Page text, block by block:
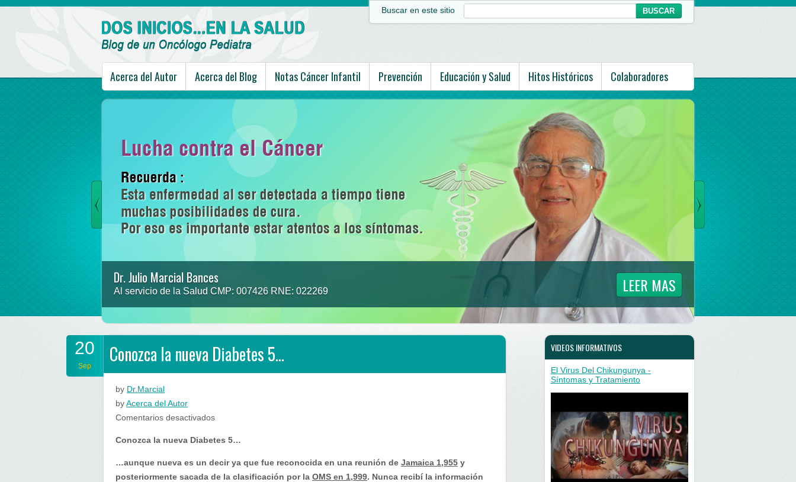
Buscar en este sitio
Acerca del Autor Acerca del Blog Notas Cáncer Infantil Prevención Educación y Salud Hitos Históricos Colaboradores
LEER MAS
Dr. Julio Marcial Bances
Al servicio de la Salud CMP: 007426 RNE: 022269
20
Sep Conozca la nueva Diabetes 5…
by Dr.Marcial
byAcerca del Autor
Comentarios desactivadosen
la
nueva
Diabetes
Conozca la nueva Diabetes 5…
…aunque nueva es un decir ya que fue reconocida en una reunión de Jamaica 1,955 y
posteriormente sacada de la clasificación por la OMS en 1,999. Nunca recibí la información
VIDEOS INFORMATIVOS
El Virus Del Chikungunya -
Síntomas y Tratamiento